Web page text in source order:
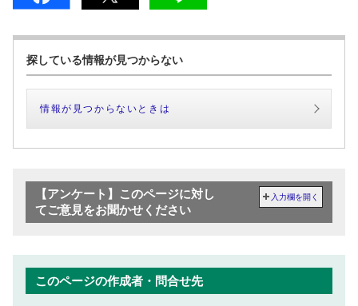
探している情報が見つからない
情報が見つからないときは
【アンケート】このページに対し
てご意見をお聞かせください
入力欄を開く
このページの作成者・問合せ先